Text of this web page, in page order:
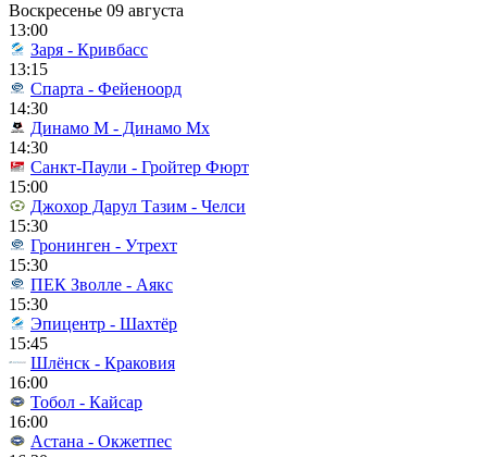
Воскресенье 09 августа
13:00
Заря - Кривбасс
13:15
Спарта - Фейеноорд
14:30
Динамо М - Динамо Мх
14:30
Санкт-Паули - Гройтер Фюрт
15:00
Джохор Дарул Тазим - Челси
15:30
Гронинген - Утрехт
15:30
ПЕК Зволле - Аякс
15:30
Эпицентр - Шахтёр
15:45
Шлёнск - Краковия
16:00
Тобол - Кайсар
16:00
Астана - Окжетпес